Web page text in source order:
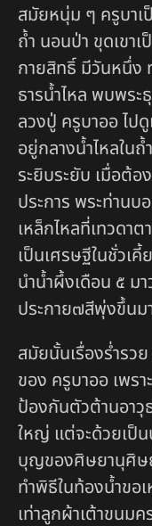
สมัยหนุ่ม ๆ ครูบาเ
ถ้ำ นอนป่า ขุดเขา
กายสิทธิ์ มีวันหนึ่ง
ธารน้ำไหล พบพร
ลวงปู่ ครูบาออ ไป
อยู่กลางน้ำไหลใน
ระยิบระยับ เมื่อต้
ประการ พระท่านบ
เหล็กไหลที่เทวดา
เป็นเศรษฐีในชั่วเ
นำน้ำผึ้งเดือน ๕ ม
ประกาย๗สีพุ่งขึ้นม
สมัยนั้นเรื่องร่ำรวย
ของ ครูบาออ เพร
ป้องกันตัวต้านอา
ใหญ่ แต่จะด้วยเป็
บุญของศิษยานุศิษ
ทำพิธีในท้องน้ำขอ
เท่าลูกผ้าเต้าขนม